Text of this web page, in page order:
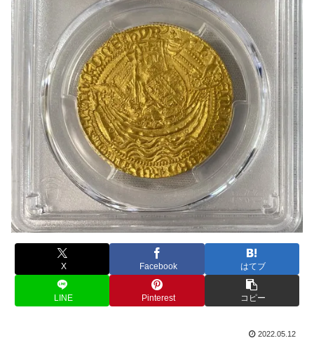
X Facebook はてブ
LINE Pinterest コピー
2022.05.12